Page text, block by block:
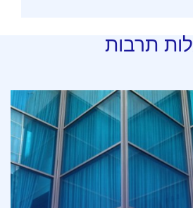
תרבות